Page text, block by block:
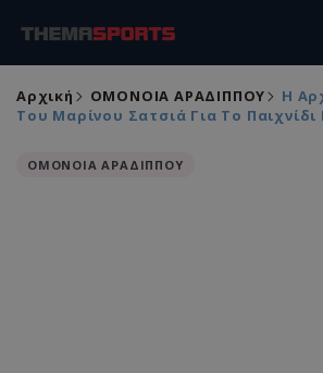
Αρχική ΟΜΟΝΟΙΑ ΑΡΑΔΙΠΠΟΥ
Η
Του Μαρίνου Σατσιά Για Το Παιχνίδι
ΟΜΟΝΟΙΑ ΑΡΑΔΙΠΠΟΥ